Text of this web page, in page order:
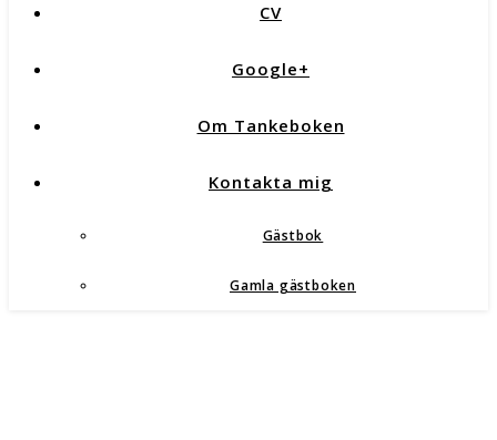
CV
Google+
Om Tankeboken
Kontakta mig
Gästbok
Gamla gästboken